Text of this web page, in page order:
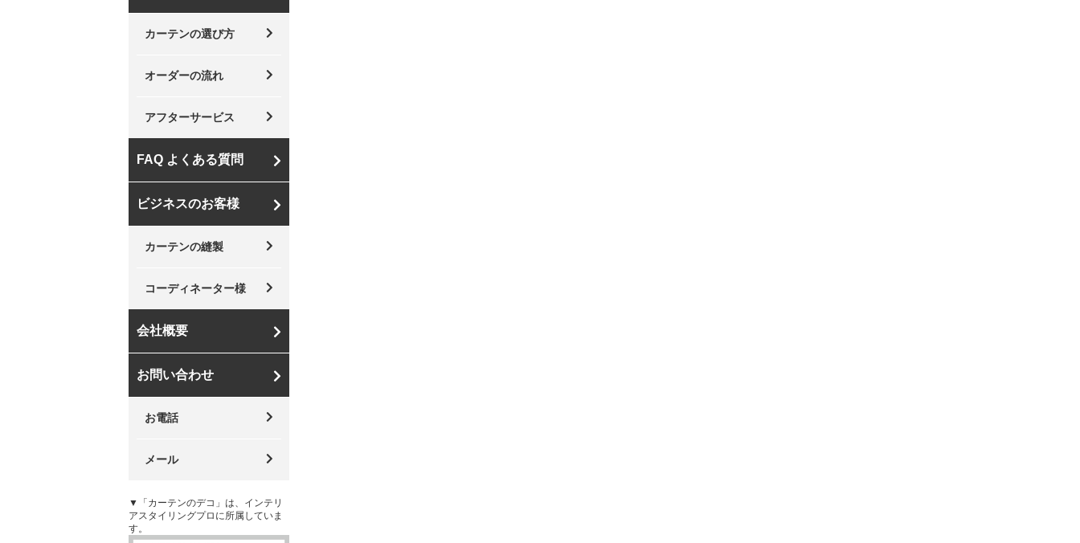
カーテンの選び方
オーダーの流れ
アフターサービス
FAQ よくある質問
ビジネスのお客様
カーテンの縫製
コーディネーター様
会社概要
お問い合わせ
お電話
メール
▼「カーテンのデコ」は、インテリ
アスタイリングプロに所属していま
す。